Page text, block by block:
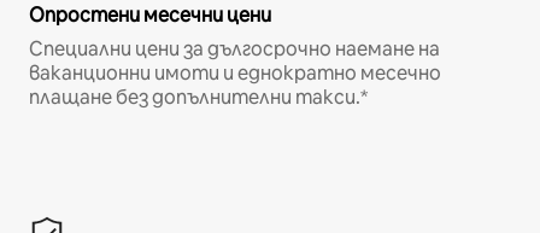
Опростени месечни цени
Специални цени за дългосрочно наемане на
ваканционни имоти и еднократно месечно
плащане без допълнителни такси.*